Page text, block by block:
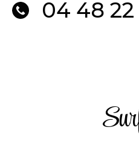
04 48 22